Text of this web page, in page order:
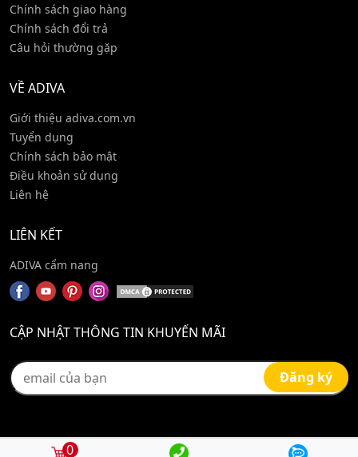
Chính sách giao hàng
Chính sách đổi trả
Câu hỏi thường gặp
VỀ ADIVA
Giới thiệu adiva.com.vn
Tuyển dụng
Chính sách bảo mật
Điều khoản sử dụng
Liên hệ
LIÊN KẾT
ADIVA cẩm nang
CẬP NHẬT THÔNG TIN KHUYẾN MÃI
0